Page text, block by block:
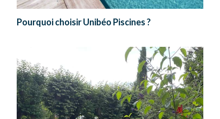
Pourquoi choisir Unibéo Piscines ?